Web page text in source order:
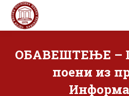
ОБАВЕШТЕЊЕ –
поени из